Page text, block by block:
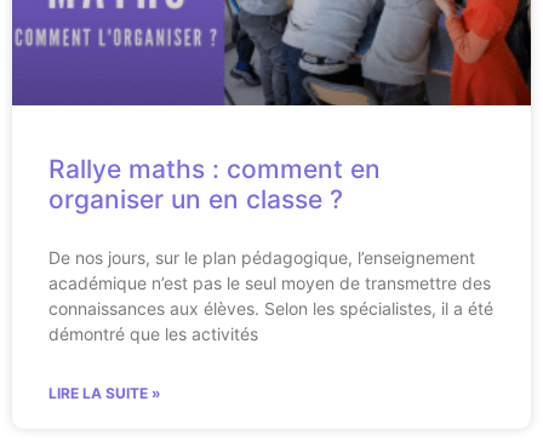
Rallye maths : comment en
organiser un en classe ?
De nos jours, sur le plan pédagogique, l’enseignement
académique n’est pas le seul moyen de transmettre des
connaissances aux élèves. Selon les spécialistes, il a été
démontré que les activités
LIRE LA SUITE »